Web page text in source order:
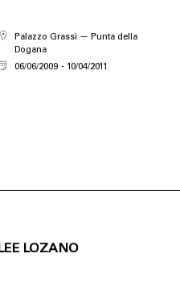
Palazzo Grassi — Punta della
Dogana
06/06/2009
10/04/2011
LOZANO